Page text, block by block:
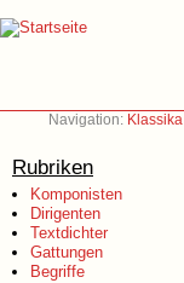
Navigation: Klassika
Rubriken
Komponisten
Dirigenten
Textdichter
Gattungen
Begriffe